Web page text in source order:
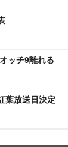
ッチ9離れる
葉放送日決定